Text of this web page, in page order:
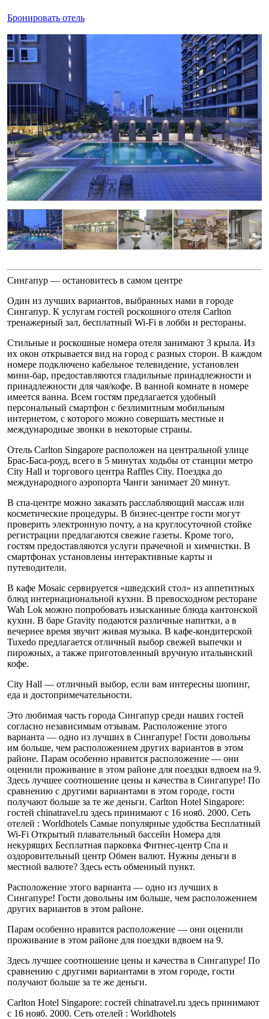
Бронировать отель
Сингапур — остановитесь в самом центре
Один из лучших вариантов, выбранных нами в городе
Сингапур. К услугам гостей роскошного отеля Carlton
тренажерный зал, бесплатный Wi-Fi в лобби и рестораны.
Стильные и роскошные номера отеля занимают 3 крыла. Из
их окон открывается вид на город с разных сторон. В каждом
номере подключено кабельное телевидение, установлен
мини-бар, предоставляются гладильные принадлежности и
принадлежности для чая/кофе. В ванной комнате в номере
имеется ванна. Всем гостям предлагается удобный
персональный смартфон с безлимитным мобильным
интернетом, с которого можно совершать местные и
международные звонки в некоторые страны.
Отель Carlton Singapore расположен на центральной улице
Брас-Баса-роуд, всего в 5 минутах ходьбы от станции метро
City Hall и торгового центра Raffles City. Поездка до
международного аэропорта Чанги занимает 20 минут.
В спа-центре можно заказать расслабляющий массаж или
косметические процедуры. В бизнес-центре гости могут
проверить электронную почту, а на круглосуточной стойке
регистрации предлагаются свежие газеты. Кроме того,
гостям предоставляются услуги прачечной и химчистки. В
смартфонах установлены интерактивные карты и
путеводители.
В кафе Mosaic сервируется «шведский стол» из аппетитных
блюд интернациональной кухни. В превосходном ресторане
Wah Lok можно попробовать изысканные блюда кантонской
кухни. В баре Gravity подаются различные напитки, а в
вечернее время звучит живая музыка. В кафе-кондитерской
Tuxedo предлагается отличный выбор свежей выпечки и
пирожных, а также приготовленный вручную итальянский
кофе.
City Hall — отличный выбор, если вам интересны шопинг,
еда и достопримечательности.
Это любимая часть города Сингапур среди наших гостей
согласно независимым отзывам. Расположение этого
варианта — одно из лучших в Сингапуре! Гости довольны
им больше, чем расположением других вариантов в этом
районе. Парам особенно нравится расположение — они
оценили проживание в этом районе для поездки вдвоем на 9.
Здесь лучшее соотношение цены и качества в Сингапуре! По
сравнению с другими вариантами в этом городе, гости
получают больше за те же деньги. Carlton Hotel Singapore:
гостей chinatravel.ru здесь принимают с 16 нояб. 2000. Сеть
отелей : Worldhotels Самые популярные удобства Бесплатный
Wi-Fi Открытый плавательный бассейн Номера для
некурящих Бесплатная парковка Фитнес-центр Спа и
оздоровительный центр Обмен валют. Нужны деньги в
местной валюте? Здесь есть обменный пункт.
Расположение этого варианта — одно из лучших в
Сингапуре! Гости довольны им больше, чем расположением
других вариантов в этом районе.
Парам особенно нравится расположение — они оценили
проживание в этом районе для поездки вдвоем на 9.
Здесь лучшее соотношение цены и качества в Сингапуре! По
сравнению с другими вариантами в этом городе, гости
получают больше за те же деньги.
Carlton Hotel Singapore: гостей chinatravel.ru здесь принимают
с 16 нояб. 2000. Сеть отелей : Worldhotels